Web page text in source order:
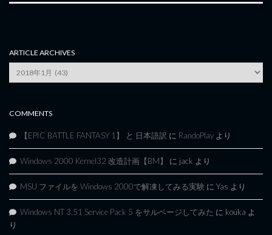
ARTICLE ARCHIVES
Article
Archives
COMMENTS
【EPIC BATTLE FANTASY 1】 と 日本語訳 に RandoPlay より
Windows 2000 Kernel32 改造計画【BM】 に jack より
MSU ファイルを Windows 2000で解凍してみる実験 に Yas より
Windows NT 3.51 Service Pack 5 をサルベージしてみた に kouka よ
り